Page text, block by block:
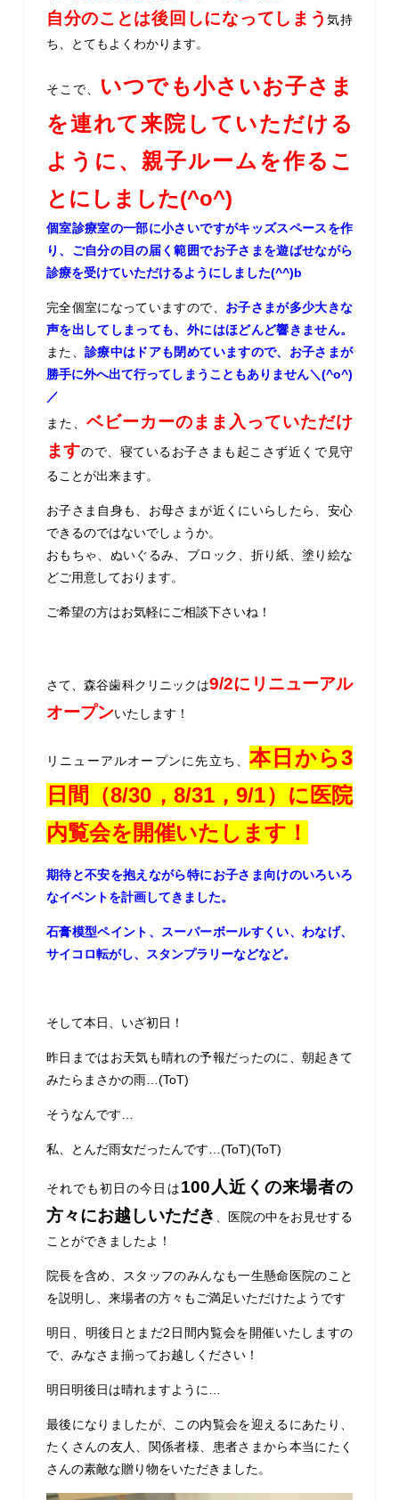
自分のことは後回しになってしまう気持
ち、とてもよくわかります。
そこで、
いつでも小さいお子さま
を連れて来院していただける
ように、親子ルームを作るこ
とにしました(^o^)
個室診療室の一部に小さいですがキッズスペースを作
り、ご自分の目の届く範囲でお子さまを遊ばせながら
診療を受けていただけるようにしました(^^)b
完全個室になっていますので、 お子さまが多少大きな
声を出してしまっても、外にはほどんど響きません。
また、 診療中はドアも閉めていますので、お子さまが
勝手に外へ出て行ってしまうこともありません＼(^o^)
／
また、 ベビーカーのまま入っていただけ
ますので、寝ているお子さまも起こさず近くで見守
ることが出来ます。
お子さま自身も、お母さまが近くにいらしたら、安心
できるのではないでしょうか。
おもちゃ、ぬいぐるみ、ブロック、折り紙、塗り絵な
どご用意しております。
ご希望の方はお気軽にご相談下さいね！
さて、森谷歯科クリニックは9/2にリニューアル
オープンいたします！
リニューアルオープンに先立ち、本日から3
日間（8/30，8/31，9/1）に医院
内覧会を開催いたします！
期待と不安を抱えながら特にお子さま向けのいろいろ
なイベントを計画してきました。
石膏模型ペイント、スーパーボールすくい、わなげ、
サイコロ転がし、スタンプラリーなどなど。
そして本日、いざ初日！
昨日まではお天気も晴れの予報だったのに、朝起きて
みたらまさかの雨…(ToT)
そうなんです…
私、とんだ雨女だったんです…(ToT)(ToT)
それでも初日の今日は100人近くの来場者の
方々にお越しいただき
、医院の中をお見せする
ことができましたよ！
院長を含め、スタッフのみんなも一生懸命医院のこと
を説明し、来場者の方々もご満足いただけたようです
明日、明後日とまだ2日間内覧会を開催いたしますの
で、みなさま揃ってお越しください！
明日明後日は晴れますように…
最後になりましたが、この内覧会を迎えるにあたり、
たくさんの友人、関係者様、患者さまから本当にたく
さんの素敵な贈り物をいただきました。